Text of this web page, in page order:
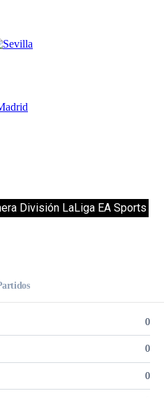
División LaLiga EA Sports